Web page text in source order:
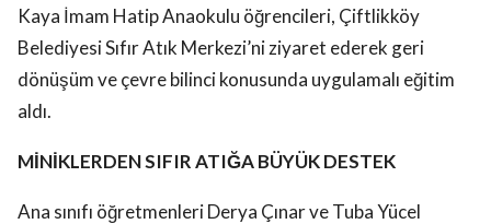
Kaya İmam Hatip Anaokulu öğrencileri, Çiftlikköy
Belediyesi Sıfır Atık Merkezi’ni ziyaret ederek geri
dönüşüm ve çevre bilinci konusunda uygulamalı eğitim
aldı.
MİNİKLERDEN SIFIR ATIĞA BÜYÜK DESTEK
Ana sınıfı öğretmenleri Derya Çınar ve Tuba Yücel